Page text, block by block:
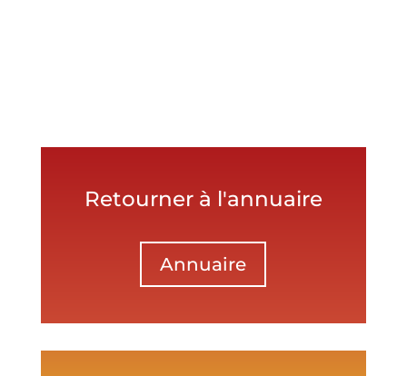
Retourner à l'annuaire
Annuaire